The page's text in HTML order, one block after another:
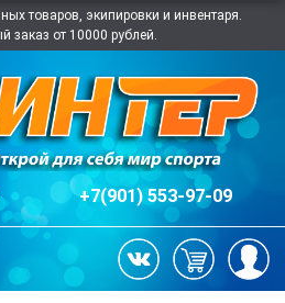
товаров, экипировки и инвентаря.
заказ от 10000 рублей.
+7(901) 553-97-09